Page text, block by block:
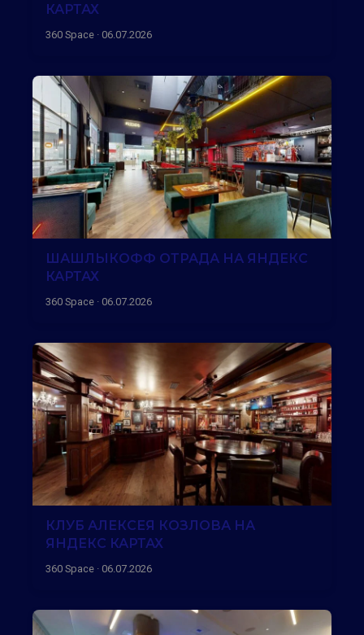
КАРТАХ
360 Space · 06.07.2026
ШАШЛЫКОФФ ОТРАДА НА ЯНДЕКС
КАРТАХ
360 Space · 06.07.2026
КЛУБ АЛЕКСЕЯ КОЗЛОВА НА
ЯНДЕКС КАРТАХ
360 Space · 06.07.2026